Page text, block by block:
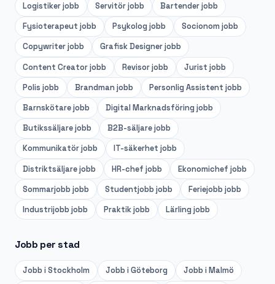
Logistikerjobb Servitörjobb Bartenderjobb
Fysioterapeut jobb Psykolog jobb Socionom jobb
Copywriterjobb Grafisk Designerjobb
Content Creatorjobb Revisorjobb Jurist jobb
Polis jobb Brandman jobb Personlig Assistent jobb
Barnskötarejobb Digital Marknadsföring jobb
Butikssäljarejobb B2B-säljarejobb
Kommunikatörjobb IT-säkerhet jobb
Distriktsäljarejobb HR-chef jobb Ekonomichef jobb
Sommarjobb jobb Studentjobb jobb Feriejobb jobb
Industrijobb jobb Praktikjobb Lärling jobb
Jobb per stad
Jobb iStockholm Jobb iGöteborg Jobb iMalmö